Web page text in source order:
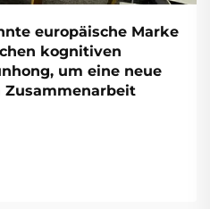
europäische Marke
kognitiven
um eine neue
Zusammenarbeit